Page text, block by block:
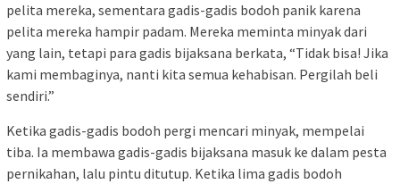
pelita mereka, sementara gadis-gadis bodoh panik karena
pelita mereka hampir padam. Mereka meminta minyak dari
yang lain, tetapi para gadis bijaksana berkata, “Tidak bisa! Jika
kami membaginya, nanti kita semua kehabisan. Pergilah beli
sendiri.”
Ketika gadis-gadis bodoh pergi mencari minyak, mempelai
tiba. Ia membawa gadis-gadis bijaksana masuk ke dalam pesta
pernikahan, lalu pintu ditutup. Ketika lima gadis bodoh